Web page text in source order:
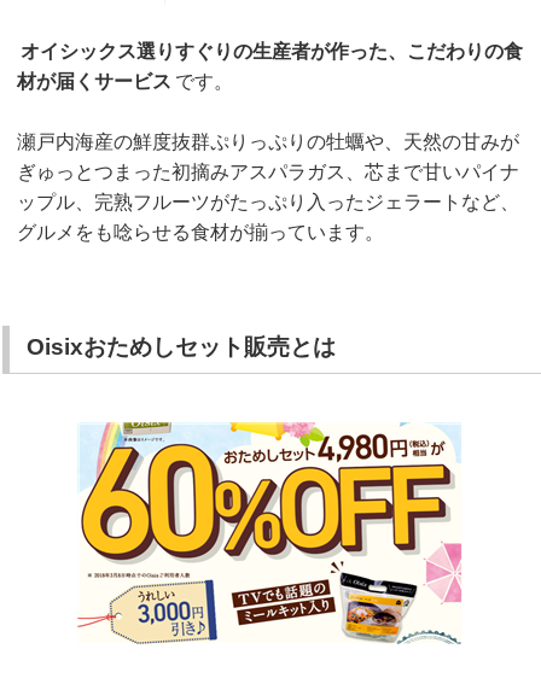
オイシックス選りすぐりの生産者が作った、こだわりの食
材が届くサービス です。
瀬戸内海産の鮮度抜群ぷりっぷりの牡蠣や、天然の甘みが
ぎゅっとつまった初摘みアスパラガス、芯まで甘いパイナ
ップル、完熟フルーツがたっぷり入ったジェラートなど、
グルメをも唸らせる食材が揃っています。
Oisixおためしセット販売とは